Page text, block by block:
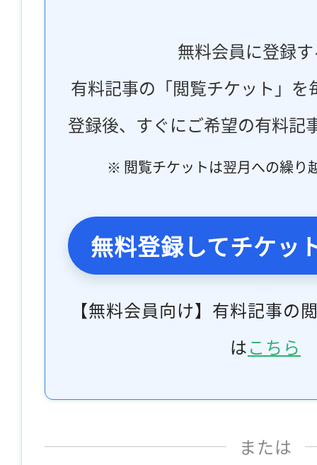
無料会員に登録
有料記事の「閲覧チケット」
登録後、すぐにご希望の有料記
※ 閲覧チケットは翌月への繰り
無料登録してチケッ
【無料会員向け】有料記事の
はこちら
または